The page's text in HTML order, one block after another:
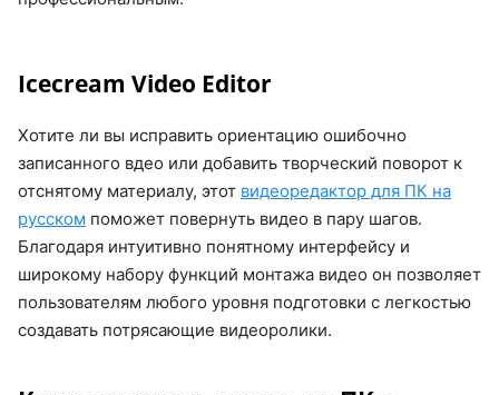
Icecream Video Editor
Хотите ли вы исправить ориентацию ошибочно
записанного вдео или добавить творческий поворот к
отснятому материалу, этот видеоредактор для ПК на
русском поможет повернуть видео в пару шагов.
Благодаря интуитивно понятному интерфейсу и
широкому набору функций монтажа видео он позволяет
пользователям любого уровня подготовки с легкостью
создавать потрясающие видеоролики.